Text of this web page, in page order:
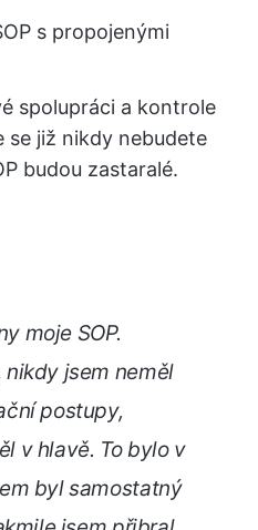
s propojenými
spolupráci a kontrole
se již nikdy nebudete
budou zastaralé.
moje SOP.
nikdy jsem neměl
postupy,
v hlavě. To bylo v
byl samostatný